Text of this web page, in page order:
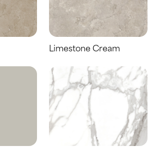
Limestone Cream